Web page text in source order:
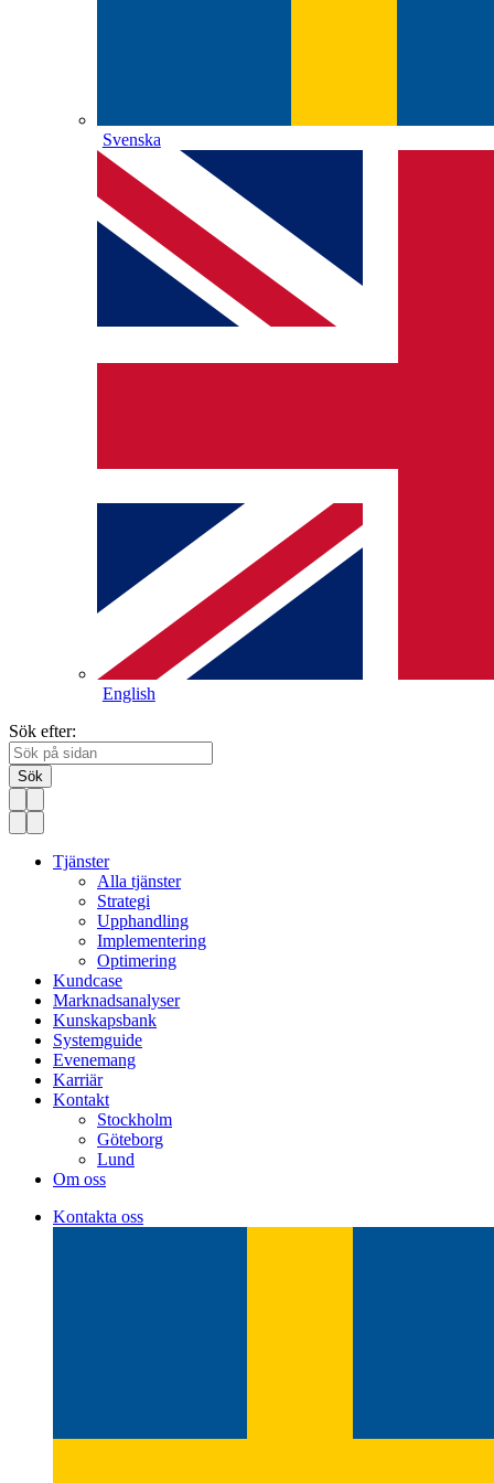
Svenska
English
Sök efter:
Sök
Tjänster
Alla tjänster
Strategi
Upphandling
Implementering
Optimering
Kundcase
Marknadsanalyser
Kunskapsbank
Systemguide
Evenemang
Karriär
Kontakt
Stockholm
Göteborg
Lund
Om oss
Kontakta oss